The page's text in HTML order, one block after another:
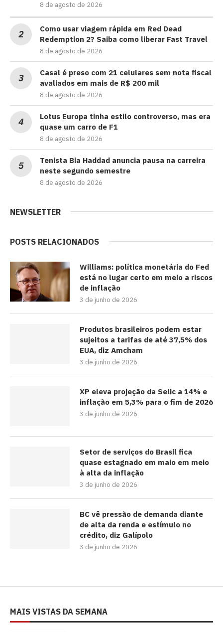
8 de agosto de 2026
Como usar viagem rápida em Red Dead
Redemption 2? Saiba como liberar Fast Travel
8 de agosto de 2026
Casal é preso com 21 celulares sem nota fiscal
avaliados em mais de R$ 200 mil
8 de agosto de 2026
Lotus Europa tinha estilo controverso, mas era
quase um carro de F1
8 de agosto de 2026
Tenista Bia Haddad anuncia pausa na carreira
neste segundo semestre
8 de agosto de 2026
NEWSLETTER
POSTS RELACIONADOS
Williams: política monetária do Fed
está no lugar certo em meio a riscos
de inflação
3 de junho de 2026
Produtos brasileiros podem estar
sujeitos a tarifas de até 37,5% dos
EUA, diz Amcham
3 de junho de 2026
XP eleva projeção da Selic a 14% e
inflação em 5,3% para o fim de 2026
3 de junho de 2026
Setor de serviços do Brasil fica
quase estagnado em maio em meio
à alta da inflação
3 de junho de 2026
BC vê pressão de demanda diante
de alta da renda e estímulo no
crédito, diz Galípolo
3 de junho de 2026
MAIS VISTAS DA SEMANA